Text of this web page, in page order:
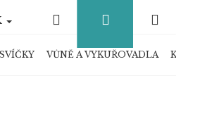
SVÍČKY VŮNĚ A VYKUŘOVADLA
Hledat Přihlášení
košík